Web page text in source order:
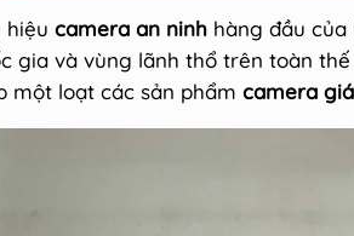
hiệu camera an ninh hàng đầu
gia và vùng lãnh thổ trên toàn
một loạt các sản phẩm camera